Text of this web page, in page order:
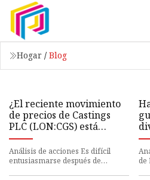
Hogar / Blog
¿El reciente movimiento
de precios de Castings
PLC (LON:CGS) está
respaldado por sus
débiles fundamentos?
Análisis de acciones Es difícil
entusiasmarse después de
de